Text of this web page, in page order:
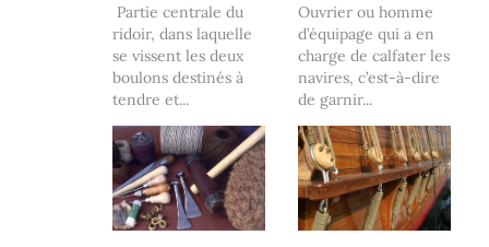
Partie centrale du
ridoir, dans laquelle
se vissent les deux
boulons destinés à
tendre et...
Ouvrier ou homme
d’équipage qui a en
charge de calfater les
navires, c’est-à-dire
de garnir...